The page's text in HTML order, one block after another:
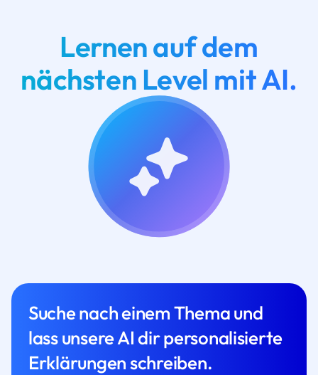
Lernen auf dem
nächsten Level mit AI.
Suche nach einem Thema und
lass unsere AI dir personalisierte
Erklärungen schreiben.